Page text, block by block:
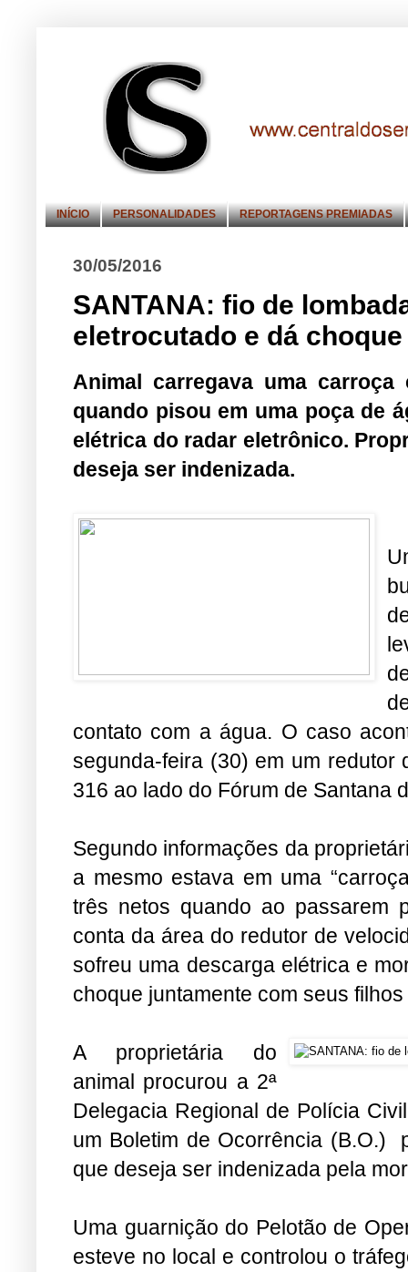
INÍCIO PERSONALIDADES REPORTAGENS PREMIADAS
30/05/2016
SANTANA: fio de
eletrocutado e dá
Animal carregava uma
quando pisou em uma poça de
elétrica do radar eletrônico.
deseja ser indenizada.
contato com a água. O caso
segunda-feira (30) em um redutor
316 ao lado do Fórum de Santana
Segundo informações da
a mesmo estava em uma
três netos quando ao passarem
conta da área do redutor de
sofreu uma descarga elétrica e
choque juntamente com seus
A proprietária do
animal procurou a 2ª
Delegacia Regional de Polícia
um Boletim de Ocorrência (B.O.)
que deseja ser indenizada pela
Uma guarnição do Pelotão de
esteve no local e controlou o